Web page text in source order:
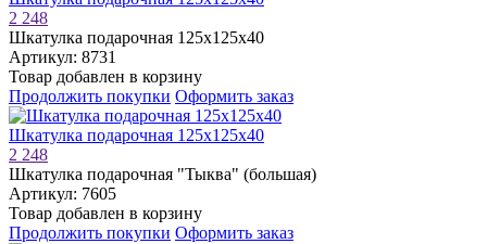
2 248
Шкатулка подарочная 125х125х40
Артикул: 8731
Товар добавлен в корзину
Продолжить покупки Оформить заказ
Шкатулка подарочная 125х125х40
2 248
Шкатулка подарочная "Тыква" (большая)
Артикул: 7605
Товар добавлен в корзину
Продолжить покупки Оформить заказ